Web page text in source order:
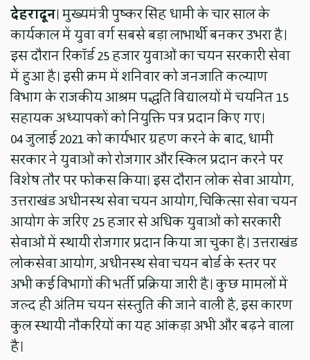
देहरादून। मुख्यमंत्री पुष्कर सिंह धामी के चार साल के
कार्यकाल में युवा वर्ग सबसे बड़ा लाभार्थी बनकर उभरा है।
इस दौरान रिकॉर्ड 25 हजार युवाओं का चयन सरकारी सेवा
में हुआ है। इसी क्रम में शनिवार को जनजाति कल्याण
विभाग के राजकीय आश्रम पद्धति विद्यालयों में चयनित 15
सहायक अध्यापकों को नियुक्ति पत्र प्रदान किए गए।
04 जुलाई 2021 को कार्यभार ग्रहण करने के बाद, धामी
सरकार ने युवाओं को रोजगार और स्किल प्रदान करने पर
विशेष तौर पर फोकस किया। इस दौरान लोक सेवा आयोग,
उत्तराखंड अधीनस्थ सेवा चयन आयोग, चिकित्सा सेवा चयन
आयोग के जरिए 25 हजार से अधिक युवाओं को सरकारी
सेवाओं में स्थायी रोजगार प्रदान किया जा चुका है। उत्तराखंड
लोकसेवा आयोग, अधीनस्थ सेवा चयन बोर्ड के स्तर पर
अभी कई विभागों की भर्ती प्रक्रिया जारी है। कुछ मामलों में
जल्द ही अंतिम चयन संस्तुति की जाने वाली है, इस कारण
कुल स्थायी नौकरियों का यह आंकड़ा अभी और बढ़ने वाला
है।